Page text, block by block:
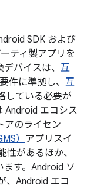
SDK および
ティ製アプリを
バイスは、 互
件に準拠し、 互
している必要が
Android エコシス
アのライセン
） アプリスイ
があるほか、
す。Android ソ
、Android エコ